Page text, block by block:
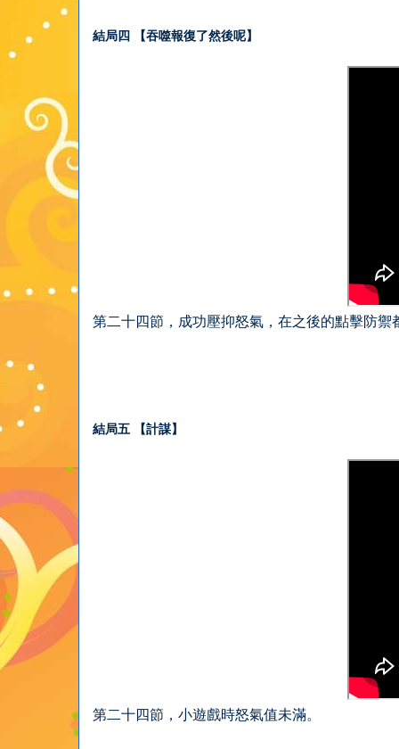
結局四 【吞噬報復了然後呢】
第二十四節，成功壓抑怒氣，在之後的點擊防禦
結局五 【計謀】
第二十四節，小遊戲時怒氣值未滿。